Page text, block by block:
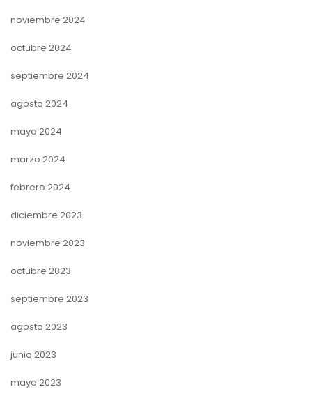
noviembre 2024
octubre 2024
septiembre 2024
agosto 2024
mayo 2024
marzo 2024
febrero 2024
diciembre 2023
noviembre 2023
octubre 2023
septiembre 2023
agosto 2023
junio 2023
mayo 2023